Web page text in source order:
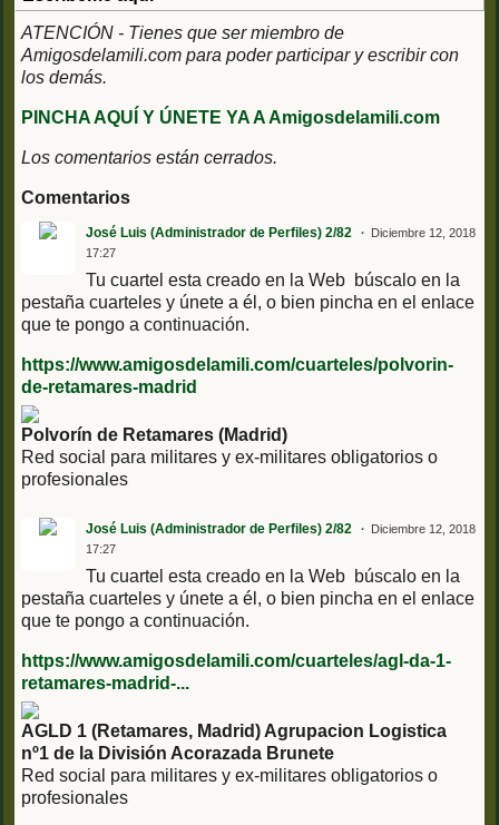
ATENCIÓN - Tienes que ser miembro de
Amigosdelamili.com para poder participar y escribir con
los demás.
PINCHA AQUÍ Y ÚNETE YA A Amigosdelamili.com
Los comentarios están cerrados.
Comentarios
José Luis (Administrador de Perfiles) 2/82
Diciembre 12, 2018
17:27
Tu cuartel esta creado en la Web búscalo en la
pestaña cuarteles y únete a él, o bien pincha en el enlace
que te pongo a continuación.
https://www.amigosdelamili.com/cuarteles/polvorin-
de-retamares-madrid
Polvorín de Retamares (Madrid)
Red social para militares y ex-militares obligatorios o
profesionales
José Luis (Administrador de Perfiles) 2/82
Diciembre 12, 2018
17:27
Tu cuartel esta creado en la Web búscalo en la
pestaña cuarteles y únete a él, o bien pincha en el enlace
que te pongo a continuación.
https://www.amigosdelamili.com/cuarteles/agl-da-1-
retamares-madrid-...
AGLD 1 (Retamares, Madrid) Agrupacion Logistica
nº1 de la División Acorazada Brunete
Red social para militares y ex-militares obligatorios o
profesionales